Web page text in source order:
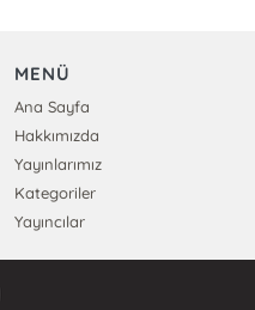
MENÜ
Ana Sayfa
Hakkımızda
Yayınlarımız
Kategoriler
Yayıncılar